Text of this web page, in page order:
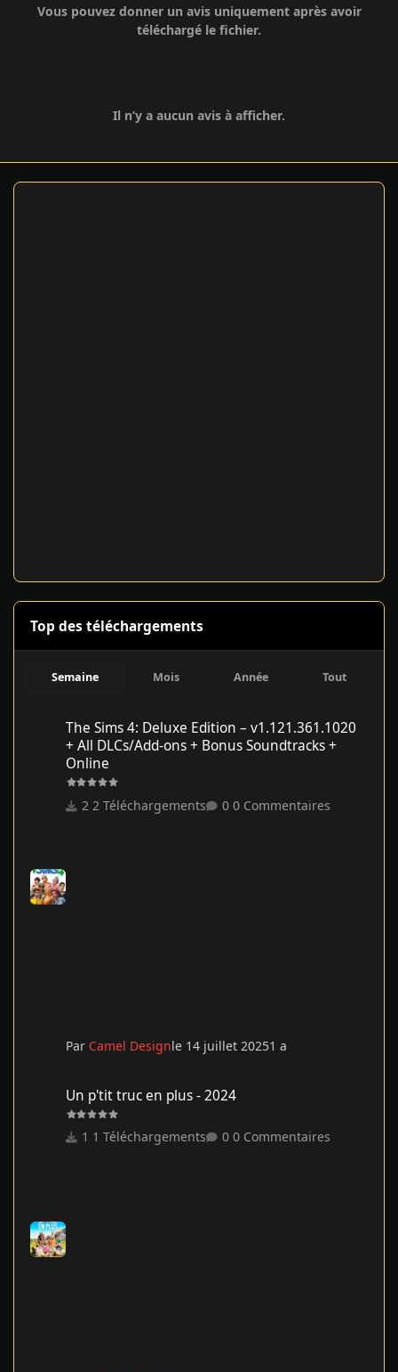
Vous pouvez donner un avis uniquement après avoir
téléchargé le fichier.
Il n’y a aucun avis à afficher.
Top des téléchargements
Semaine Mois Année Tout
The Sims 4: Deluxe Edition – v1.121.361.1020
+ All DLCs/Add-ons + Bonus Soundtracks +
Online
2 Téléchargements 0 Commentaires
Par Camel Designle 14 juillet 20251 a
Un p'tit truc en plus - 2024
1 Téléchargements 0 Commentaires